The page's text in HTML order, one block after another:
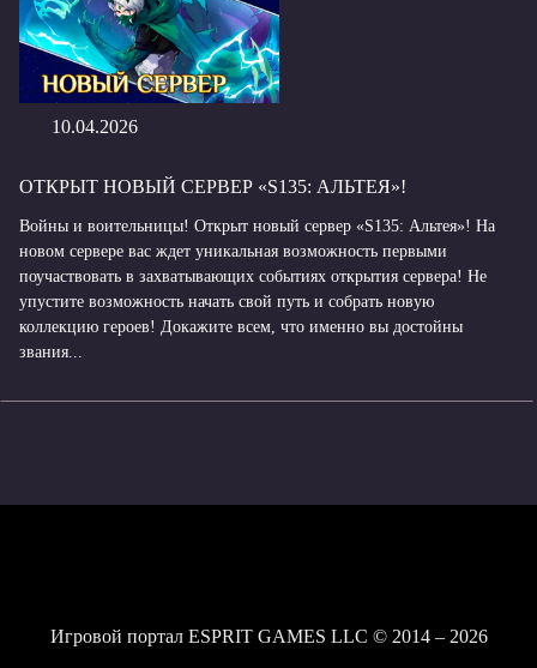
10.04.2026
ОТКРЫТ НОВЫЙ СЕРВЕР «S135: АЛЬТЕЯ»!
Войны и воительницы! Открыт новый сервер «S135: Альтея»! На
новом сервере вас ждет уникальная возможность первыми
поучаствовать в захватывающих событиях открытия сервера! Не
упустите возможность начать свой путь и собрать новую
коллекцию героев! Докажите всем, что именно вы достойны
звания...
Игровой портал ESPRIT GAMES LLC © 2014 – 2026